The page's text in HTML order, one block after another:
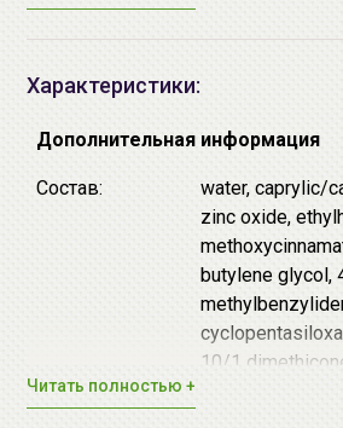
эффективно проникает в слои
разглаживает морщины,
ее структуру.
Гиалуроновая кислота - один
известных увлажняющих
на поверхности кожи легкую
позволяющую сохранить
увлажненности, делает кожу
эластичной. Благодаря
видов гиалуроновой кислоты
Характеристики:
Дополнительная информация
Состав:
water, caprylic/
zinc oxide,
butylene glycol,
10/1
Читать полностью +